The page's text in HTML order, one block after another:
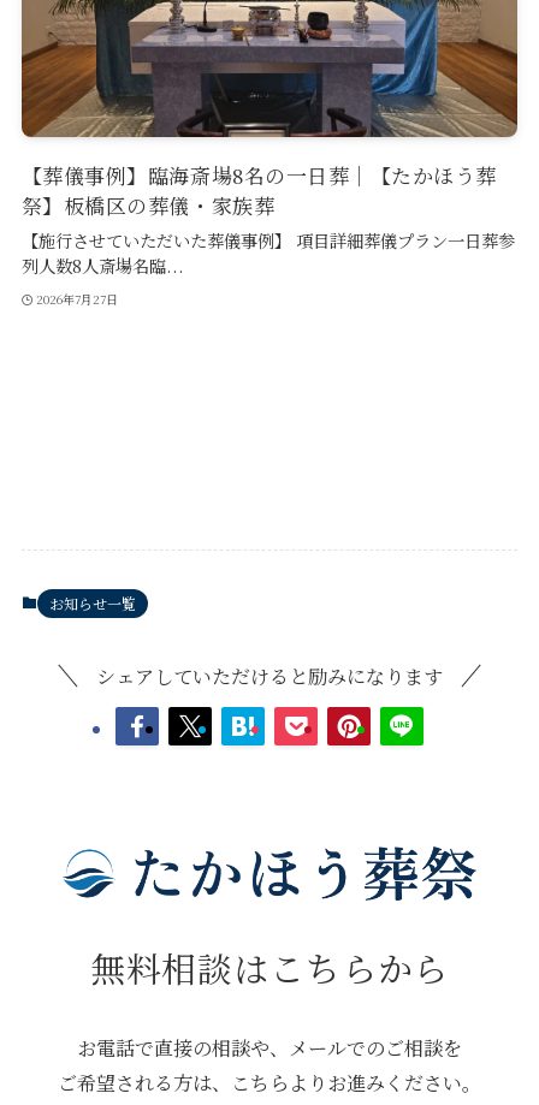
【葬儀事例】臨海斎場8名の一日葬｜【たかほう葬
祭】板橋区の葬儀・家族葬
【施行させていただいた葬儀事例】 項目詳細葬儀プラン一日葬参
列人数8人斎場名臨...
2026年7月27日
お知らせ一覧
シェアしていただけると励みになります
無料相談はこちらから
お電話で直接の相談や、メールでのご相談を
ご希望される方は、こちらよりお進みください。